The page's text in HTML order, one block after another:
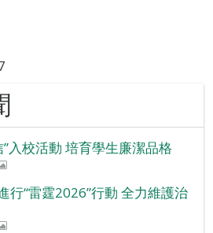
”入校活動 培育學生廉潔品格
行“雷霆2026”行動 全力維護治